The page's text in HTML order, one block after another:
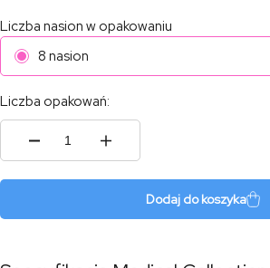
Liczba nasion w opakowaniu
8 nasion
Liczba opakowań:
ilość
Dodaj do koszyka